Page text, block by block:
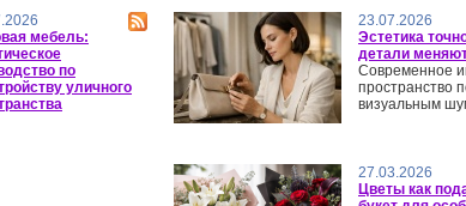
мебель:
по
уличного
23.07.2026
Эстетика
детали
Современное
пространство
визуальным
27.03.2026
Цветы как